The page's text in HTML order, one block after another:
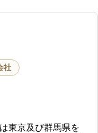
社
東京及び群馬県を